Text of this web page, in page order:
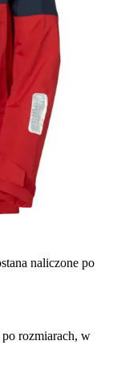
naliczone po
rozmiarach, w